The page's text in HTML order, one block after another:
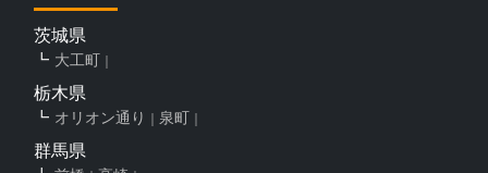
茨城県
大工町
栃木県
オリオン通り 泉町
群馬県